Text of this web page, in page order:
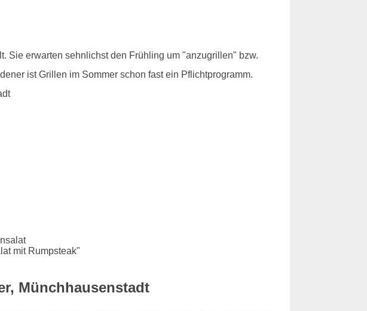
Sie erwarten sehnlichst den Frühling um "anzugrillen" bzw.
ist Grillen im Sommer schon fast ein Pflichtprogramm.
mit Rumpsteak"
Münchhausenstadt